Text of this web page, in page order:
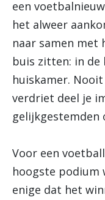
een
het alweer
naar samen met
buis zitten: in de
huiskamer.
verdriet deel je
gelijkgestemden
Voor een
hoogste podium
enige dat het